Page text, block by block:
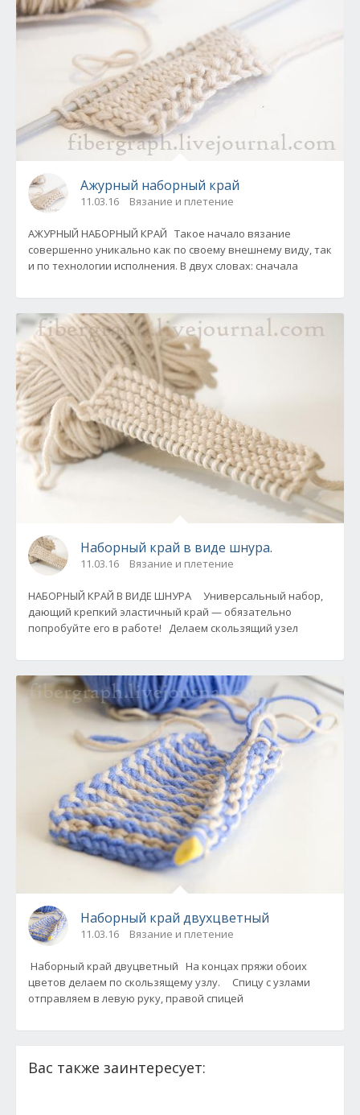
Ажурный наборный край
11.03.16 Вязание и плетение
АЖУРНЫЙ НАБОРНЫЙ КРАЙ Такое начало вязание
совершенно уникально как по своему внешнему виду, так
и по технологии исполнения. В двух словах: сначала
Наборный край в виде шнура.
11.03.16 Вязание и плетение
НАБОРНЫЙ КРАЙ В ВИДЕ ШНУРА Универсальный набор,
дающий крепкий эластичный край — обязательно
попробуйте его в работе! Делаем скользящий узел
Наборный край двухцветный
11.03.16 Вязание и плетение
Наборный край двуцветный На концах пряжи обоих
цветов делаем по скользящему узлу. Спицу с узлами
отправляем в левую руку, правой спицей
Вас также заинтересует: